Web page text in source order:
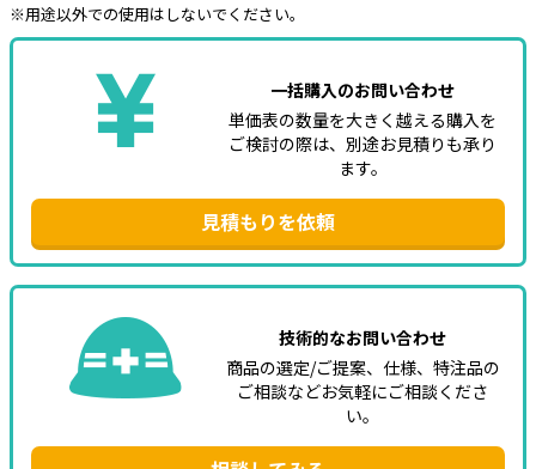
※用途以外での使用はしないでください。
一括購入のお問い合わせ
単価表の数量を大きく越える購入を
ご検討の際は、別途お見積りも承り
ます。
見積もりを依頼
技術的なお問い合わせ
商品の選定/ご提案、仕様、特注品の
ご相談などお気軽にご相談くださ
い。